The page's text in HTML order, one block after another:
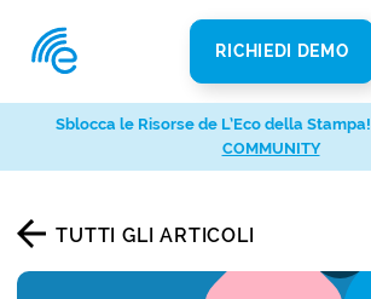
RICHIEDI DEMO
TUTTI GLI ARTICOLI
Sblocca le Risorse de L’Eco della Stampa!
COMMUNITY